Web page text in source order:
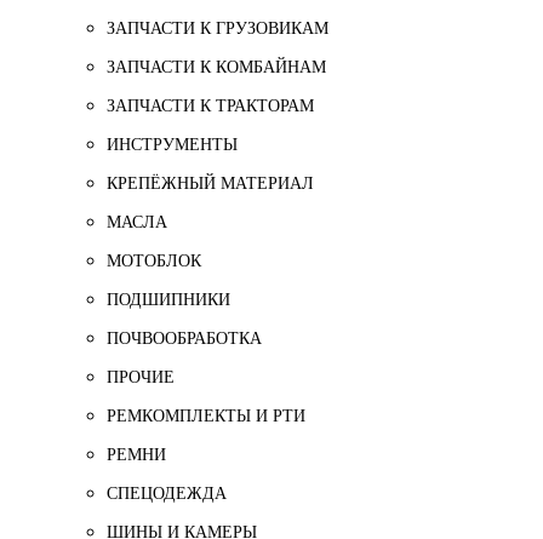
ЗАПЧАСТИ К ГРУЗОВИКАМ
ЗАПЧАСТИ К КОМБАЙНАМ
ЗАПЧАСТИ К ТРАКТОРАМ
ИНСТРУМЕНТЫ
КРЕПЁЖНЫЙ МАТЕРИАЛ
МАСЛА
МОТОБЛОК
ПОДШИПНИКИ
ПОЧВООБРАБОТКА
ПРОЧИЕ
РЕМКОМПЛЕКТЫ И РТИ
РЕМНИ
СПЕЦОДЕЖДА
ШИНЫ И КАМЕРЫ